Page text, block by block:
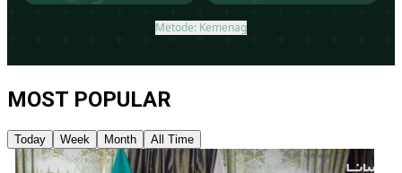
MOST POPULAR
Today Week Month All Time